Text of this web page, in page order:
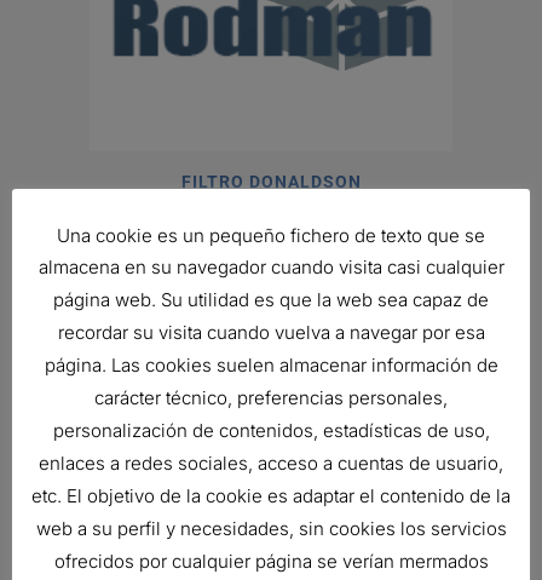
FILTRO DONALDSON
Ref:B100121
Una cookie es un pequeño fichero de texto que se
almacena en su navegador cuando visita casi cualquier
página web. Su utilidad es que la web sea capaz de
recordar su visita cuando vuelva a navegar por esa
página. Las cookies suelen almacenar información de
carácter técnico, preferencias personales,
personalización de contenidos, estadísticas de uso,
enlaces a redes sociales, acceso a cuentas de usuario,
etc. El objetivo de la cookie es adaptar el contenido de la
web a su perfil y necesidades, sin cookies los servicios
ofrecidos por cualquier página se verían mermados